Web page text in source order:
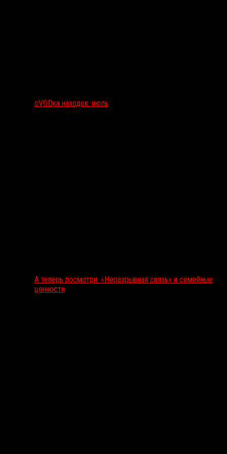
сVODка находок: июль
А теперь посмотри: «Неразрывная связь» и семейные
ценности